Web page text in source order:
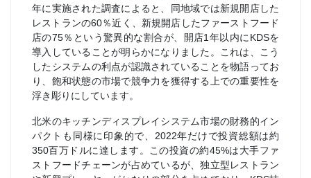
年に実施された調査によると、同地域では新規開店した
レストランの60％近く、新規開店したファーストフード
店の75％という驚異的な割合が、開店1年以内にKDSを
導入していることが明らかになりました。これは、こう
したシステムの利点が認識されていることを物語ってお
り、飽和状態の市場で競争力を獲得する上での重要性を
浮き彫りにしています。
北米のキッチンディスプレイシステム市場の財務的イン
パクトも同様に印象的で、2022年だけで投資総額は約
350百万ドルに達します。この投資の約45%は大手ファ
ストフードチェーンが占めているが、独立型レストラン